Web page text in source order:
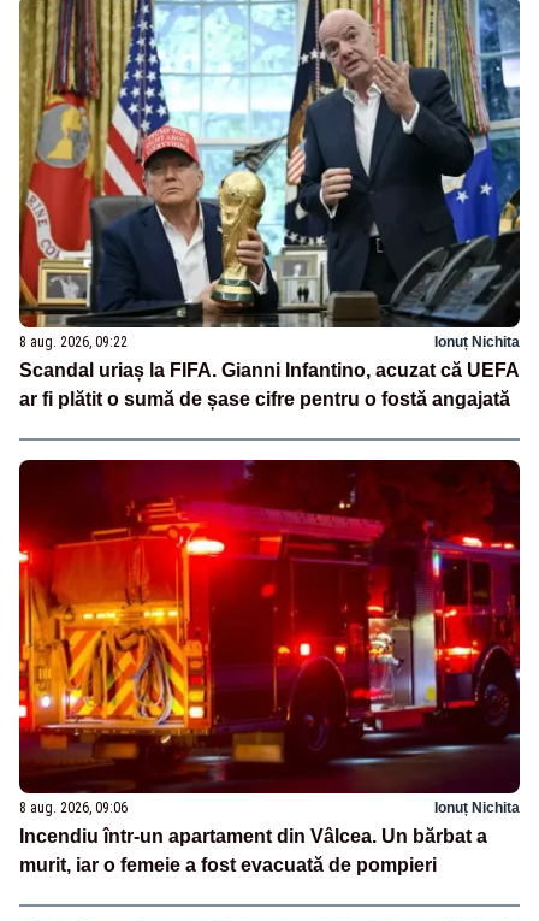
8 aug. 2026, 09:22 Ionuț Nichita
Scandal uriaș la FIFA. Gianni Infantino, acuzat că UEFA
ar fi plătit o sumă de șase cifre pentru o fostă angajată
8 aug. 2026, 09:06 Ionuț Nichita
Incendiu într-un apartament din Vâlcea. Un bărbat a
murit, iar o femeie a fost evacuată de pompieri